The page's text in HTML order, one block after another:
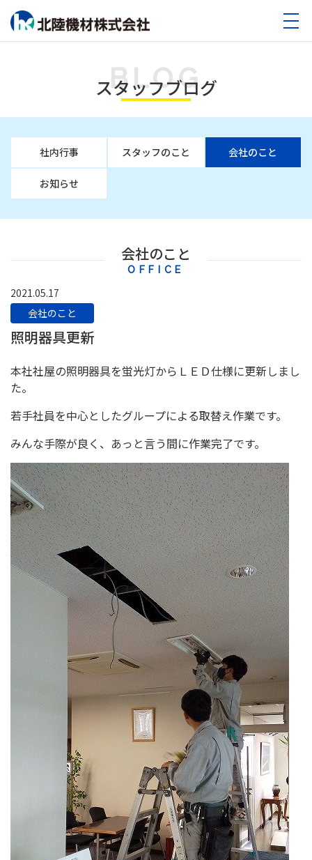
スタッフブログ
BLOG
社内行事 スタッフのこと 会社のこと
お知らせ
会社のこと
OFFICE
2021.05.17
会社のこと
照明器具更新
本社社屋の照明器具を蛍光灯からＬＥＤ仕様に更新しまし
た。
若手社員を中心としたグループによる取替え作業です。
みんな手際が良く、あっと言う間に作業完了です。